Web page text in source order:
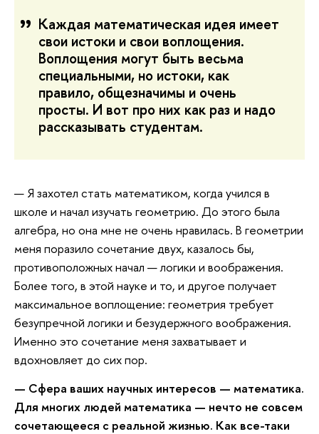
Каждая математическая идея имеет
свои истоки и свои воплощения.
Воплощения могут быть весьма
специальными, но истоки, как
правило, общезначимы и очень
просты. И вот про них как раз и надо
рассказывать студентам.
— Я захотел стать математиком, когда учился в
школе и начал изучать геометрию. До этого была
алгебра, но она мне не очень нравилась. В геометрии
меня поразило сочетание двух, казалось бы,
противоположных начал — логики и воображения.
Более того, в этой науке и то, и другое получает
максимальное воплощение: геометрия требует
безупречной логики и безудержного воображения.
Именно это сочетание меня захватывает и
вдохновляет до сих пор.
— Сфера ваших научных интересов — математика.
Для многих людей математика — нечто не совсем
сочетающееся с реальной жизнью. Как все-таки